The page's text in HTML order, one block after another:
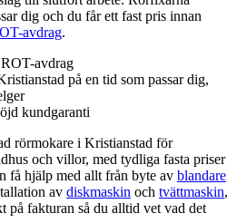
dig och du får ett fast pris innan
avdrag.
avdrag
på en tid som passar dig,
kundgaranti
rörmokare i Kristianstad för
och villor, med tydliga fasta priser
få hjälp med allt från byte av blandare
av diskmaskin och tvättmaskin,
på fakturan så du alltid vet vad det